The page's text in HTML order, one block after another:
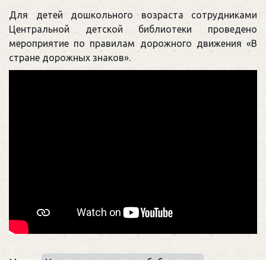
Для детей дошкольного возраста сотрудниками
Центральной детской библиотеки проведено
мероприятие по правилам дорожного движения «В
стране дорожных знаков».